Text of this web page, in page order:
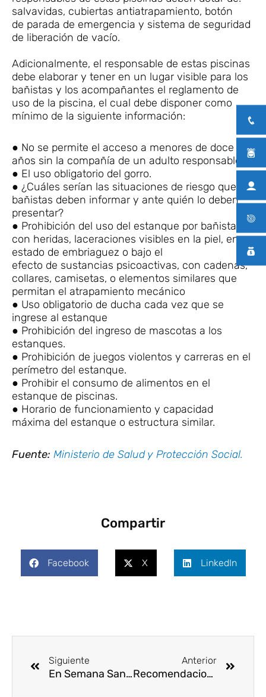
salvavidas, cubiertas antiatrapamiento, botón
de parada de emergencia y sistema de seguridad
de liberación de vacío.
Adicionalmente, el responsable de estas piscinas
debe elaborar y tener en un lugar visible para los
bañistas y los acompañantes el reglamento de
uso de la piscina, el cual debe disponer como
mínimo de la siguiente información:
● No se permite el acceso a menores de doce (12)
años sin la compañía de un adulto responsable.
● El uso obligatorio del gorro.
● ¿Cuáles serían las situaciones de riesgo que los
bañistas deben informar y ante quién lo deben
presentar?
● Prohibición del uso del estanque por bañistas
con heridas, laceraciones visibles en la piel, en
estado de embriaguez o bajo el
efecto de sustancias psicoactivas, con cadenas,
collares, camisetas, o elementos similares que
permitan el atrapamiento mecánico
● Uso obligatorio de ducha cada vez que se
ingrese al estanque
● Prohibición del ingreso de mascotas a los
estanques.
● Prohibición de juegos violentos y carreras en el
perímetro del estanque.
● Prohibir el consumo de alimentos en el
estanque de piscinas.
● Horario de funcionamiento y capacidad
máxima del estanque o estructura similar.
Fuente: Ministerio de Salud y Protección Social.
Compartir
Facebook X LinkedIn
Siguiente
En Semana Santa prevenga enfermedades transmitidas por alimentos
Anterior
Recomendaciones para viajar en carretera en esta Semana Santa